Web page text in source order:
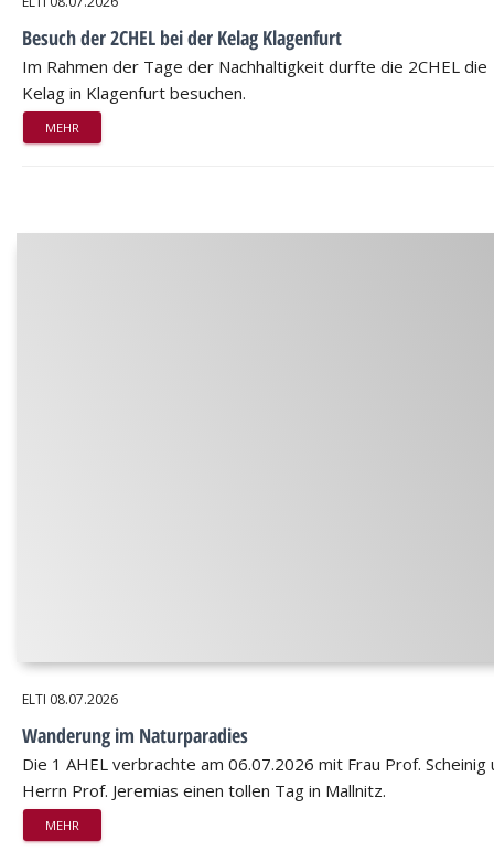
Besuch der 2CHEL bei der Kelag Klagenfurt
Im Rahmen der Tage der Nachhaltigkeit durfte die 2CHEL die
Kelag in Klagenfurt besuchen.
MEHR
ELTI 08.07.2026
Wanderung im Naturparadies
Die 1 AHEL verbrachte am 06.07.2026 mit Frau Prof. Scheinig
Herrn Prof. Jeremias einen tollen Tag in Mallnitz.
MEHR